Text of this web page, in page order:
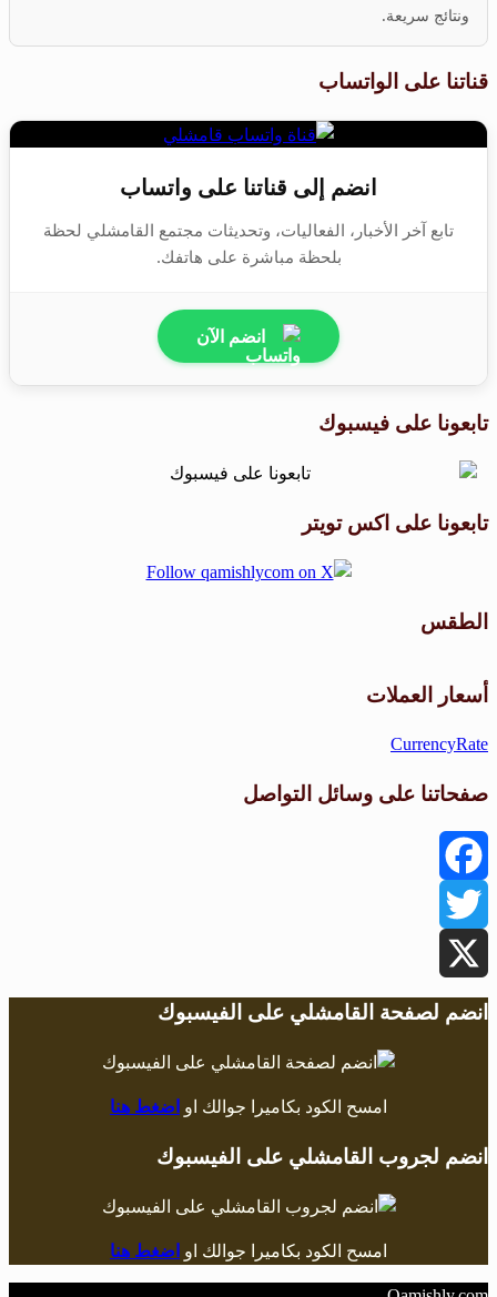
ونتائج سريعة.
قناتنا على الواتساب
انضم إلى قناتنا على واتساب
تابع آخر الأخبار، الفعاليات، وتحديثات مجتمع القامشلي لحظة
بلحظة مباشرة على هاتفك.
انضم الآن
تابعونا على فيسبوك
تابعونا على اكس تويتر
الطقس
أسعار العملات
CurrencyRate
صفحاتنا على وسائل التواصل
Facebook
Twitter
X
انضم لصفحة القامشلي على الفيسبوك
امسح الكود بكاميرا جوالك او اضغط هنا
انضم لجروب القامشلي على الفيسبوك
امسح الكود بكاميرا جوالك او اضغط هنا